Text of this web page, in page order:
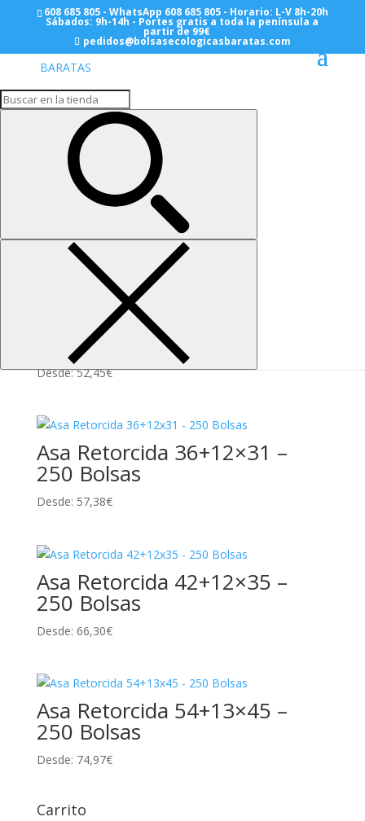
608 685 805 - WhatsApp 608 685 805 - Horario: L-V 8h-20h
Sábados: 9h-14h - Portes gratis a toda la península a
partir de 99€
pedidos@bolsasecologicasbaratas.com
Inicio/BOLSAS PAPEL/Asa Rizada Bolsas
Anchas / Anonimas
Anonimas
Mostrando los 5 resultados
Asa Retorcida 24+8×21 – 250
Desde:40,50€
Asa Retorcida 32+12×28 –
250 Bolsas
Desde:52,45€
Asa Retorcida 36+12×31 –
250 Bolsas
Desde: 57,38€
Asa Retorcida 42+12×35 –
250 Bolsas
Desde: 66,30€
Asa Retorcida 54+13×45 –
250 Bolsas
Desde: 74,97€
Carrito